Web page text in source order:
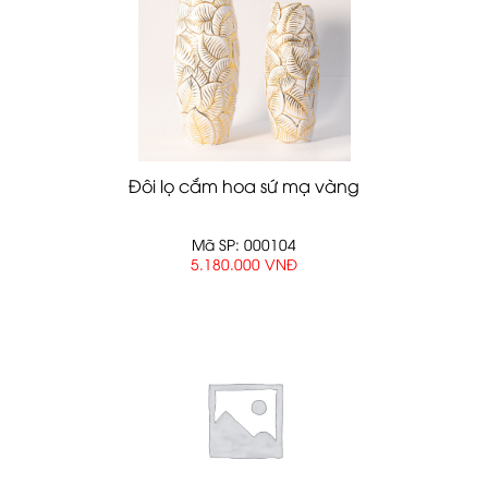
Đôi lọ cắm hoa sứ mạ vàng
Mã SP: 000104
5.180.000 VNĐ